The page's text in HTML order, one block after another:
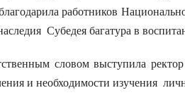
работников
Субедея багатура в
словом выступила
и необходимости изучения